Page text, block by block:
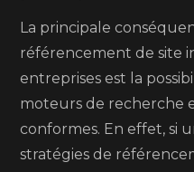
La principale
référencement de site
entreprises est la
moteurs de recherche
conformes. En effet, si
stratégies de